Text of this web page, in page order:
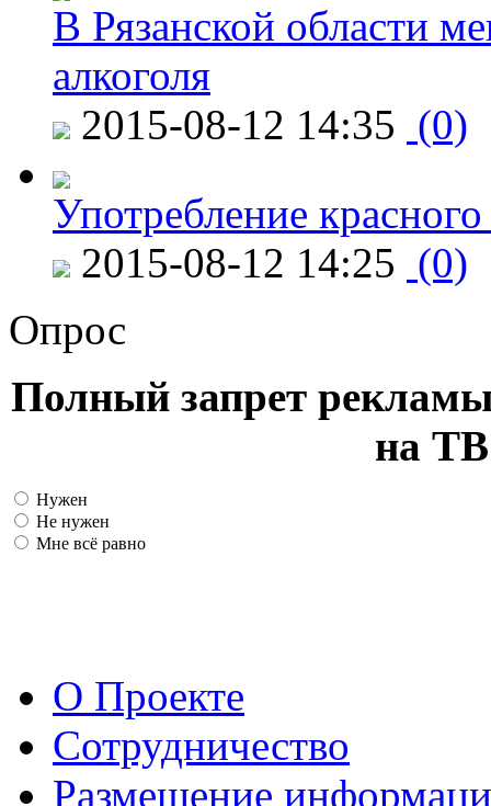
В Рязанской области
алкоголя
2015-08-12 14:35 (0)
Употребление
2015-08-12 14:25 (0)
Опрос
Полный запрет
на ТВ
Нужен
Не нужен
Мне всё равно
О Проекте
Сотрудничество
Размещение